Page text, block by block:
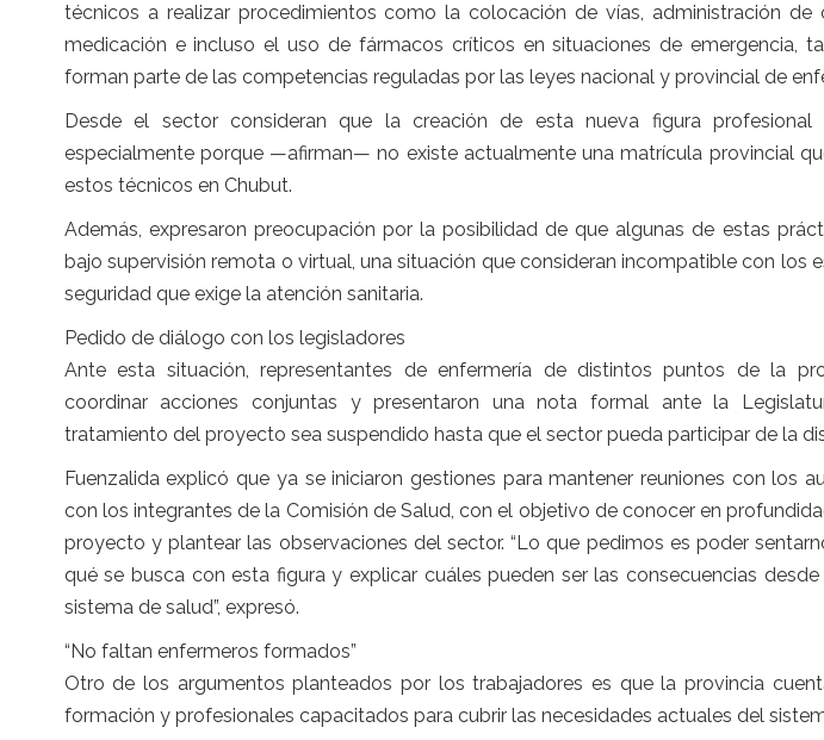
técnicos a realizar procedimientos como la colocación de vías, administración de
medicación e incluso el uso de fármacos críticos en situaciones de emergencia,
forman parte de las competencias reguladas por las leyes nacional y provincial de
Desde el sector consideran que la creación de esta nueva figura profesional
especialmente porque —afirman— no existe actualmente una matrícula provincial
estos técnicos en Chubut.
Además, expresaron preocupación por la posibilidad de que algunas de estas
bajo supervisión remota o virtual, una situación que consideran incompatible con los
seguridad que exige la atención sanitaria.
Pedido de diálogo con los legisladores
Ante esta situación, representantes de enfermería de distintos puntos de la
coordinar acciones conjuntas y presentaron una nota formal ante la
tratamiento del proyecto sea suspendido hasta que el sector pueda participar de la
Fuenzalida explicó que ya se iniciaron gestiones para mantener reuniones con los
con los integrantes de la Comisión de Salud, con el objetivo de conocer en
proyecto y plantear las observaciones del sector. “Lo que pedimos es poder
qué se busca con esta figura y explicar cuáles pueden ser las consecuencias
sistema de salud”, expresó.
“No faltan enfermeros formados”
Otro de los argumentos planteados por los trabajadores es que la provincia
formación y profesionales capacitados para cubrir las necesidades actuales del